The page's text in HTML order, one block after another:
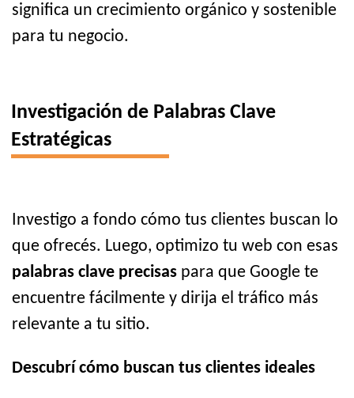
significa un crecimiento orgánico y sostenible
para tu negocio.
Investigación de Palabras Clave
Estratégicas
Investigo a fondo cómo tus clientes buscan lo
que ofrecés. Luego, optimizo tu web con esas
palabras clave precisas para que Google te
encuentre fácilmente y dirija el tráfico más
relevante a tu sitio.
Descubrí cómo buscan tus clientes ideales